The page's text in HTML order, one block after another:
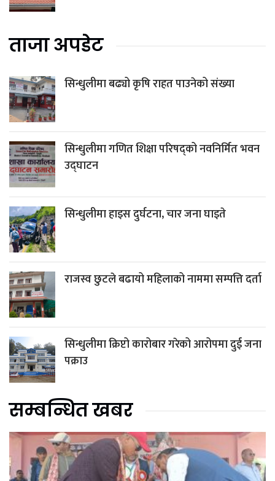
ताजा अपडेट
सिन्धुलीमा बढ्यो कृषि राहत पाउनेको संख्या
सिन्धुलीमा गणित शिक्षा परिषद्को नवनिर्मित भवन
उद्घाटन
सिन्धुलीमा हाइस दुर्घटना, चार जना घाइते
राजस्व छुटले बढायो महिलाको नाममा सम्पत्ति दर्ता
सिन्धुलीमा क्रिप्टो कारोबार गरेको आरोपमा दुई जना
पक्राउ
सम्बन्धित खबर